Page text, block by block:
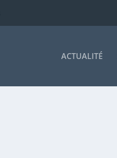
ACTUALITÉ